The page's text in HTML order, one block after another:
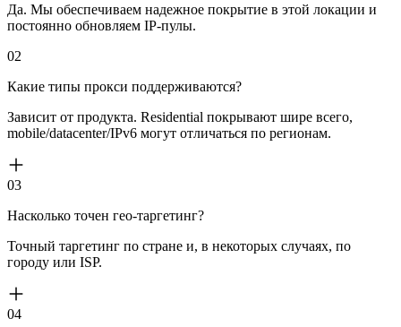
Да. Мы обеспечиваем надежное покрытие в этой локации и
постоянно обновляем IP-пулы.
02
Какие типы прокси поддерживаются?
Зависит от продукта. Residential покрывают шире всего,
mobile/datacenter/IPv6 могут отличаться по регионам.
03
Насколько точен гео-таргетинг?
Точный таргетинг по стране и, в некоторых случаях, по
городу или ISP.
04